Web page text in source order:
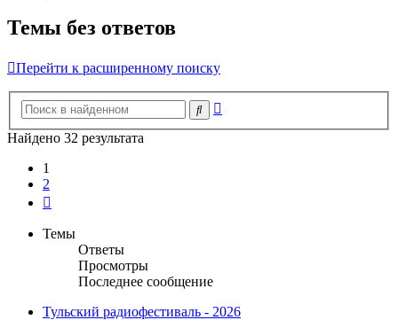
Темы без ответов
Перейти к расширенному поиску
Поиск
Найдено 32 результата
1
2
Темы
Ответы
Просмотры
Последнее сообщение
Тульский радиофестиваль - 2026